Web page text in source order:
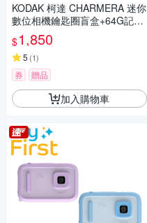
KODAK 柯達 CHARMERA 迷你
數位相機鑰匙圈盲盒+64G記憶
卡組
$1,850
5 (1)
券 贈品
加入購物車